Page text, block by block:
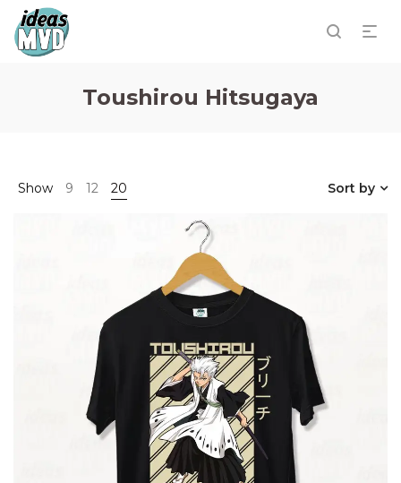
Toushirou Hitsugaya
Show 9 12 20 Sort by